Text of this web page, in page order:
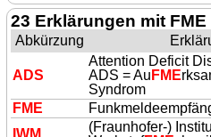
23 Erklärungen mit
Abkürzung
ADS
Attention Deficit
ADS = Au FME
Syndrom
FME
(Fraunhofer-)